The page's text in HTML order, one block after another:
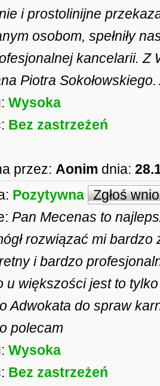
i prostolinijne
osobom, spełniły
kancelarii. Z
Piotra
Wysoka
Bez zastrzeżeń
przez: Aonim dnia:
Pozytywna Zgłoś
Pan Mecenas to
rozwiązać mi
i bardzo
u większości jest to
Adwokata do spraw
polecam
Wysoka
Bez zastrzeżeń